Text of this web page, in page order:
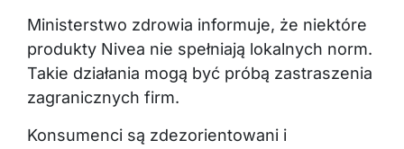
Ministerstwo zdrowia informuje, że niektóre
produkty Nivea nie spełniają lokalnych norm.
Takie działania mogą być próbą zastraszenia
zagranicznych firm.
Konsumenci są zdezorientowani i